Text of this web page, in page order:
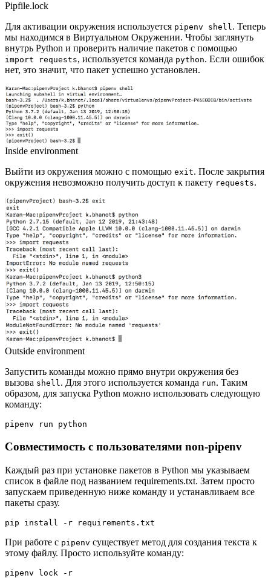
Pipfile.lock
Для активации окружения используется pipenv shell. Теперь
мы находимся в Виртуальном Окружении. Чтобы заглянуть
внутрь Python и проверить наличие пакетов с помощью
import requests, используется команда python. Если ошибок
нет, это значит, что пакет успешно установлен.
Inside environment
Выйти из окружения можно с помощью exit. После закрытия
окружения невозможно получить доступ к пакету requests.
Outside environment
Запустить команды можно прямо внутри окружения без
вызова shell. Для этого используется команда run. Таким
образом, для запуска Python можно использовать следующую
команду:
pipenv run python
Совместимость с пользователями non-pipenv
Каждый раз при установке пакетов в Python мы указываем
список в файле под названием requirements.txt. Затем просто
запускаем приведенную ниже команду и устанавливаем все
пакеты сразу.
pip install -r requirements.txt
При работе с pipenv существует метод для создания текста к
этому файлу. Просто используйте команду:
pipenv lock -r